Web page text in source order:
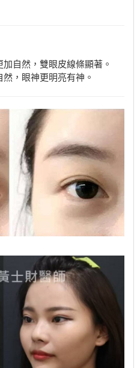
加自然，雙眼皮線條顯著。
然，眼神更明亮有神。